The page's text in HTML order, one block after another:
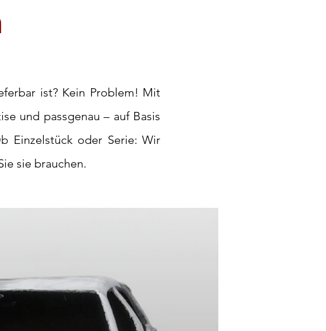
ist? Kein Problem! Mit
und passgenau – auf Basis
Einzelstück oder Serie: Wir
sie brauchen.